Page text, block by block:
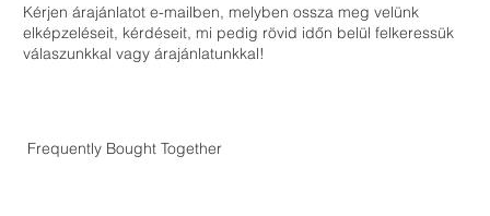
Kérjen árajánlatot e-mailben, melyben ossza meg velünk
elképzeléseit, kérdéseit, mi pedig rövid időn belül felkeressük
válaszunkkal vagy árajánlatunkkal!
Frequently Bought Together